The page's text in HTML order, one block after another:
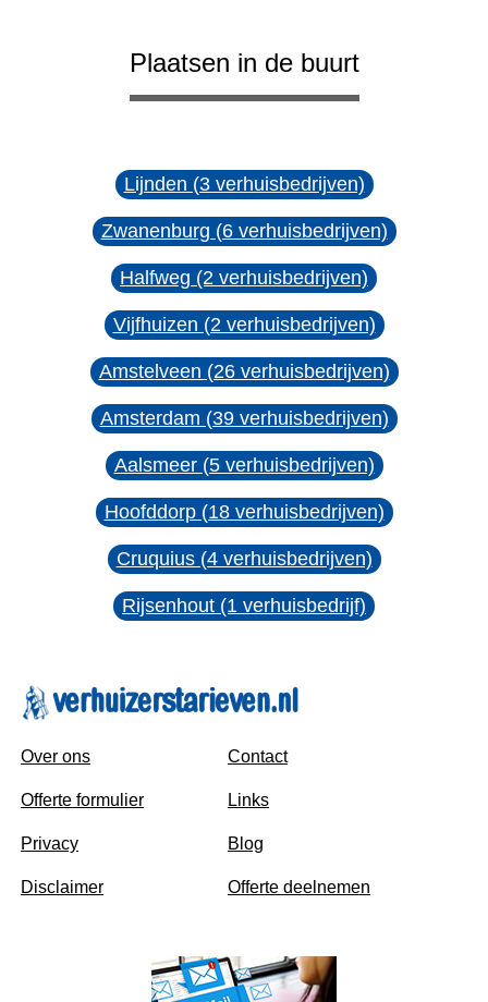
Plaatsen in de buurt
Lijnden (3 verhuisbedrijven)
Zwanenburg (6 verhuisbedrijven)
Halfweg (2 verhuisbedrijven)
Vijfhuizen (2 verhuisbedrijven)
Amstelveen (26 verhuisbedrijven)
Amsterdam (39 verhuisbedrijven)
Aalsmeer (5 verhuisbedrijven)
Hoofddorp (18 verhuisbedrijven)
Cruquius (4 verhuisbedrijven)
Rijsenhout (1 verhuisbedrijf)
Over ons
Offerte formulier
Privacy
Disclaimer
Contact
Links
Blog
Offerte deelnemen